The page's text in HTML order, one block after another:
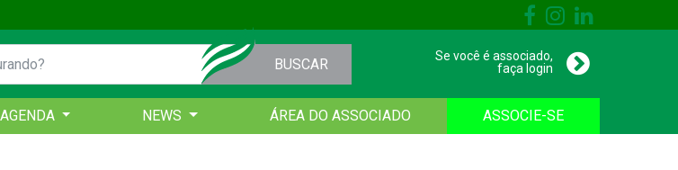
BUSCAR
Se você é associado,
faça login
AGENDA NEWS ÁREA DO ASSOCIADO ASSOCIE-SE